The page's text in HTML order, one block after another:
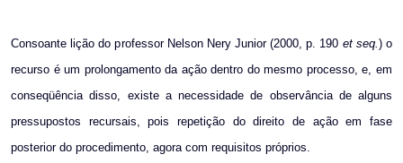
Consoante lição do professor Nelson Nery Junior (2000, p. 190 et seq.) o
recurso é um prolongamento da ação dentro do mesmo processo, e, em
conseqüência disso, existe a necessidade de observância de alguns
pressupostos recursais, pois repetição do direito de ação em fase
posterior do procedimento, agora com requisitos próprios.